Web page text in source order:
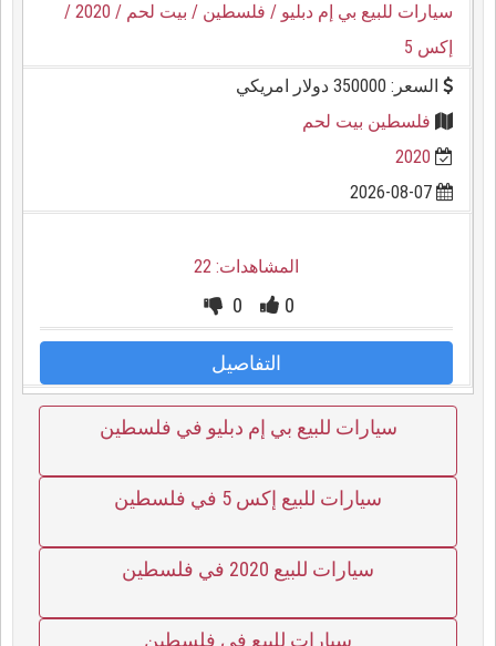
سيارات للبيع بي إم دبليو / فلسطين / بيت لحم / 2020
/
إكس 5
السعر: 350000 دولار امريكي
فلسطين بيت لحم
2020
المشاهدات: 22
0
0
التفاصيل
سيارات للبيع بي إم دبليو في فلسطين
سيارات للبيع إكس 5 في فلسطين
سيارات للبيع 2020 في فلسطين
سيارات للبيع في فلسطين